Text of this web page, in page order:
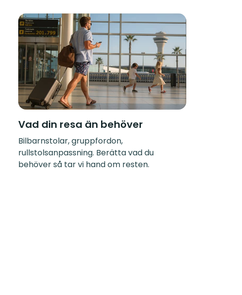
Vad din resa än behöver
Bilbarnstolar, gruppfordon,
rullstolsanpassning. Berätta vad du
behöver så tar vi hand om resten.